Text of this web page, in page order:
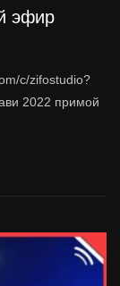
эфир
c/zifostudio?
2022 примой